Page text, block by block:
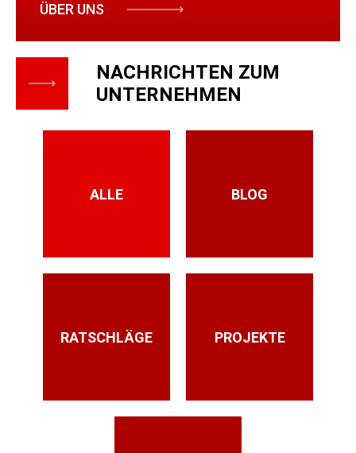
ÜBER UNS
NACHRICHTEN ZUM
UNTERNEHMEN
ALLE BLOG
RATSCHLÄGE PROJEKTE